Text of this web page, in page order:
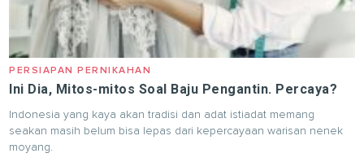
PERSIAPAN PERNIKAHAN
Ini Dia, Mitos-mitos Soal Baju Pengantin. Percaya?
Indonesia yang kaya akan tradisi dan adat istiadat memang
seakan masih belum bisa lepas dari kepercayaan warisan nenek
moyang.